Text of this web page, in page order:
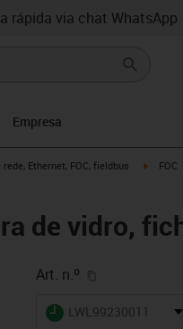
rápida via chat WhatsApp
Empresa
right
rede, Ethernet, FOC, fieldbus igus-
FOC
de vidro,
Art. n.º
igus-icon-lieferzeit
LWL99230011